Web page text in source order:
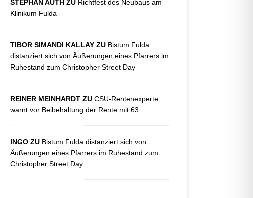
STEPHAN AUTH ZU Richtfest des Neubaus am
Klinikum Fulda
TIBOR SIMANDI KALLAY ZU Bistum Fulda
distanziert sich von Äußerungen eines Pfarrers im
Ruhestand zum Christopher Street Day
REINER MEINHARDT ZU CSU-Rentenexperte
warnt vor Beibehaltung der Rente mit 63
INGO ZU Bistum Fulda distanziert sich von
Äußerungen eines Pfarrers im Ruhestand zum
Christopher Street Day